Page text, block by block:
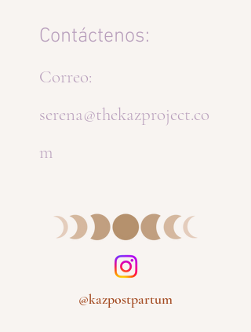
Contáctenos:
Correo:
serena@thekazproject.co
m
@kazpostpartum